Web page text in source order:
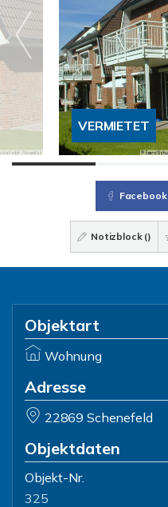
VERMIETET
Facebook
Notizblock ()
Objektart
Wohnung
Adresse
22869 Schenefeld
Objektdaten
Objekt-Nr.
325